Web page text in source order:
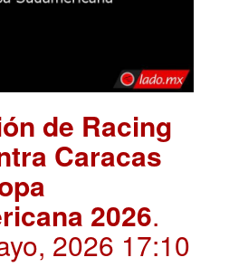
de Racing
Caracas
2026.
2026 17:10